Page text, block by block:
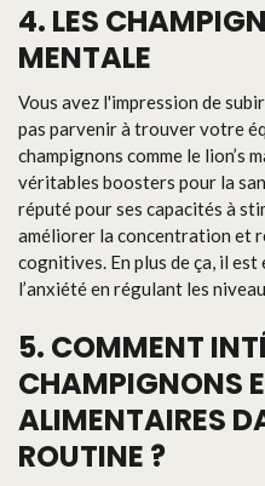
4. LES
MENTALE
Vous avez l'impression de
pas parvenir à trouver votre
champignons comme le lion’s
véritables boosters pour la
réputé pour ses capacités à
améliorer la concentration et
cognitives. En plus de ça, il
l’anxiété en régulant les
5. COMMENT
CHAMPIGNONS
ALIMENTAIRES
ROUTINE ?